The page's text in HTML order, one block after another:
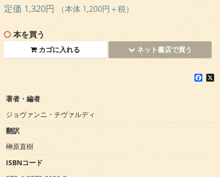
定価 1,320円 （本体 1,200円＋税）
本を買う
カゴに入れる ネット書店で買う
a
著者・編者
ジョヴァンニ・チヴァルディ
翻訳
榊原直樹
ISBNコード